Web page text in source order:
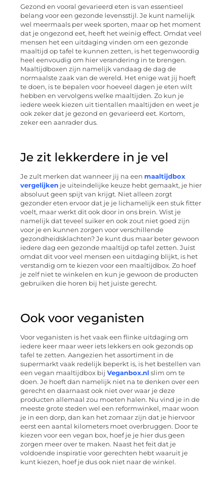
Gezond en vooral gevarieerd eten is van essentieel
belang voor een gezonde levensstijl. Je kunt namelijk
wel meermaals per week sporten, maar op het moment
dat je ongezond eet, heeft het weinig effect. Omdat veel
mensen het een uitdaging vinden om een gezonde
maaltijd op tafel te kunnen zetten, is het tegenwoordig
heel eenvoudig om hier verandering in te brengen.
Maaltijdboxen zijn namelijk vandaag de dag de
normaalste zaak van de wereld. Het enige wat jij hoeft
te doen, is te bepalen voor hoeveel dagen je eten wilt
hebben en vervolgens welke maaltijden. Zo kun je
iedere week kiezen uit tientallen maaltijden en weet je
ook zeker dat je gezond en gevarieerd eet. Kortom,
zeker een aanrader dus.
Je zit lekkerdere in je vel
Je zult merken dat wanneer jij na een maaltijdbox
vergelijken je uiteindelijke keuze hebt gemaakt, je hier
absoluut geen spijt van krijgt. Niet alleen zorgt
gezonder eten ervoor dat je je lichamelijk een stuk fitter
voelt, maar werkt dit ook door in ons brein. Wist je
namelijk dat teveel suiker en ook zout niet goed zijn
voor je en kunnen zorgen voor verschillende
gezondheidsklachten? Je kunt dus maar beter gewoon
iedere dag een gezonde maaltijd op tafel zetten. Juist
omdat dit voor veel mensen een uitdaging blijkt, is het
verstandig om te kiezen voor een maaltijdbox. Zo hoef
je zelf niet te winkelen en kun je gewoon de producten
gebruiken die horen bij het juiste gerecht.
Ook voor veganisten
Voor veganisten is het vaak een flinke uitdaging om
iedere keer maar weer iets lekkers en ook gezonds op
tafel te zetten. Aangezien het assortiment in de
supermarkt vaak redelijk beperkt is, is het bestellen van
een vegan maaltijdbox bij Veganbox.nl slim om te
doen. Je hoeft dan namelijk niet na te denken over een
gerecht en daarnaast ook niet over waar je deze
producten allemaal zou moeten halen. Nu vind je in de
meeste grote steden wel een reformwinkel, maar woon
je in een dorp, dan kan het zomaar zijn dat je hiervoor
eerst een aantal kilometers moet overbruggen. Door te
kiezen voor een vegan box, hoef je je hier dus geen
zorgen meer over te maken. Naast het feit dat je
voldoende inspiratie voor gerechten hebt waaruit je
kunt kiezen, hoef je dus ook niet naar de winkel.